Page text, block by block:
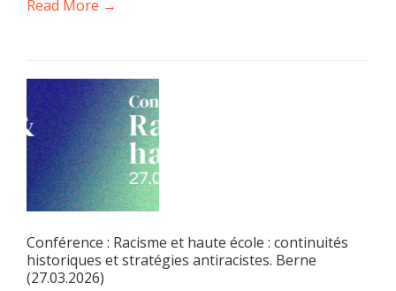
Read More →
Conférence : Racisme et haute école : continuités
historiques et stratégies antiracistes. Berne
(27.03.2026)